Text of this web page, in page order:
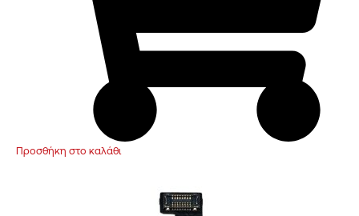
Προσθήκη στο καλάθι